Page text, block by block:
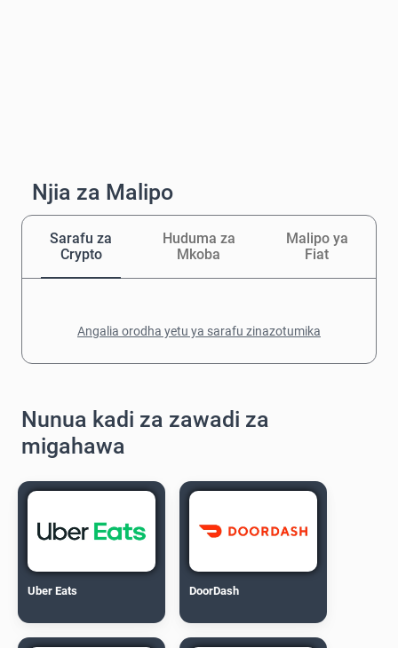
Njia za Malipo
Sarafu za
Crypto
Huduma za
Mkoba
Malipo ya
Fiat
Angalia orodha yetu ya sarafu zinazotumika
Nunua kadi za zawadi za
migahawa
Uber Eats DoorDash